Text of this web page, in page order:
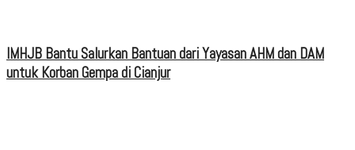
IMHJB Bantu Salurkan Bantuan dari Yayasan AHM dan DAM
untuk Korban Gempa di Cianjur